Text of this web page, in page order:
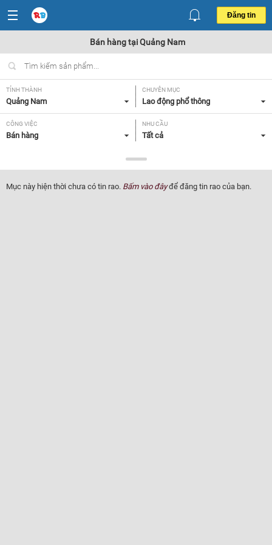
Đăng tin
Bán hàng tại Quảng Nam
TỈNH THÀNH
Quảng Nam
CHUYÊN MỤC
Lao động phổ thông
CÔNG VIỆC
Bán hàng
NHU CẦU
Tất cả
Tất cả
Mục này hiện thời chưa có tin rao. Bấm vào đâyđể đăng tin rao của bạn.